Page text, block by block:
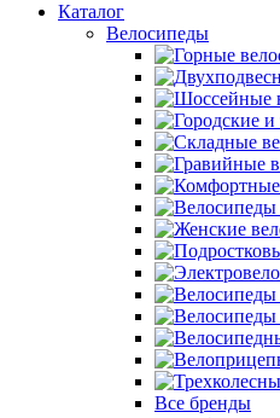
Каталог
Велосипеды
Все бренды